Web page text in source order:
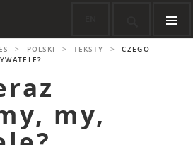
PRIMARY
> POLSKI > TEKSTY >
CZEGO
my,